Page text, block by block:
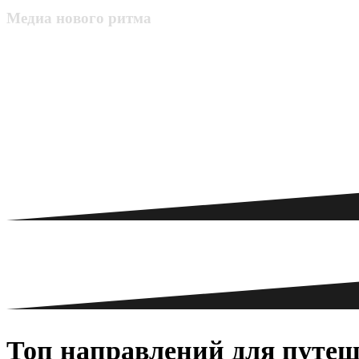
Медиа нового ритма
Топ направлений для